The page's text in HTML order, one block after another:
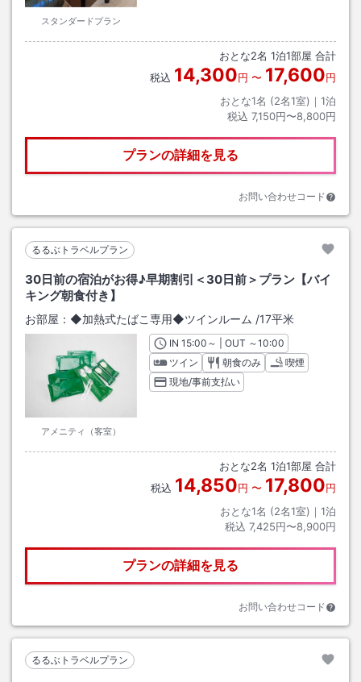
スタンダードプラン
おとな2名 1泊1部屋 合計
税込 14,300円 〜 17,600円
おとな1名 (2名1室)｜ 1泊
税込 7,150円〜8,800円
プランの詳細を見る
お問い合わせコード
るるぶトラベルプラン
30日前の宿泊がお得♪早期割引＜30日前＞プラン【バイ
キング朝食付き】
お部屋： ◆加熱式たばこ専用◆ツインルーム /17平米
アメニティ（客室）
INチェックイン
15:00 ～ | OUT チェックアウト
～10:00
ツイン
朝食のみ
喫煙
現地/事前支払い
おとな2名 1泊1部屋 合計
税込 14,850円 〜 17,800円
おとな1名 (2名1室)｜ 1泊
税込 7,425円〜8,900円
プランの詳細を見る
お問い合わせコード
るるぶトラベルプラン